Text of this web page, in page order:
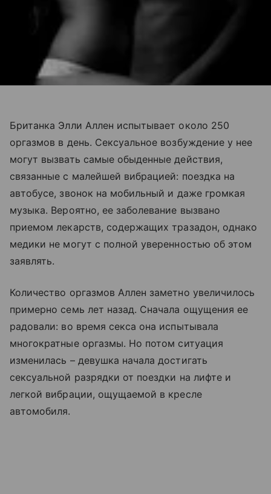
Британка Элли Аллен испытывает около 250
оргазмов в день. Сексуальное возбуждение у нее
могут вызвать самые обыденные действия,
связанные с малейшей вибрацией: поездка на
автобусе, звонок на мобильный и даже громкая
музыка. Вероятно, ее заболевание вызвано
приемом лекарств, содержащих тразадон, однако
медики не могут с полной уверенностью об этом
заявлять.
Количество оргазмов Аллен заметно увеличилось
примерно семь лет назад. Сначала ощущения ее
радовали: во время секса она испытывала
многократные оргазмы. Но потом ситуация
изменилась – девушка начала достигать
сексуальной разрядки от поездки на лифте и
легкой вибрации, ощущаемой в кресле
автомобиля.